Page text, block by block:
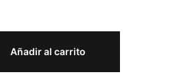
Añadir al carrito